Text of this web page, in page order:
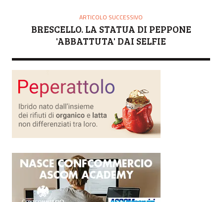
ARTICOLO SUCCESSIVO
BRESCELLO. LA STATUA DI PEPPONE
'ABBATTUTA' DAI SELFIE